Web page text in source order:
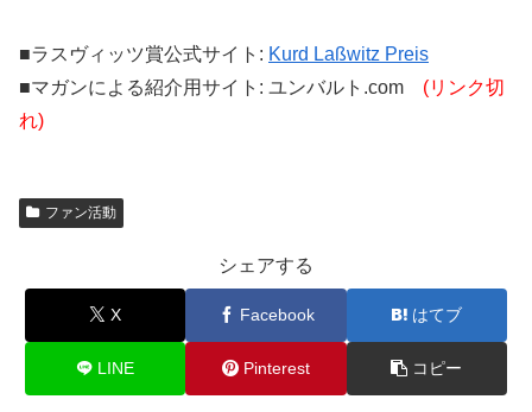
■ラスヴィッツ賞公式サイト: Kurd Laßwitz Preis
■マガンによる紹介用サイト: ユンバルト.com (リンク切
れ)
ファン活動
シェアする
X Facebook はてブ
LINE Pinterest コピー